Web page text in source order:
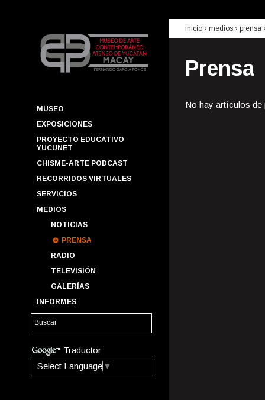
MUSEO
EXPOSICIONES
PROYECTO EDUCATIVO
YUCUNET
CHISME-ARTE PODCAST
RECORRIDOS VIRTUALES
SERVICIOS
MEDIOS
NOTICIAS
PRENSA
RADIO
TELEVISIÓN
GALERÍAS
INFORMES
Traductor
Select Language ▼
inicio › medios › prensa
Prensa
No hay artículos de